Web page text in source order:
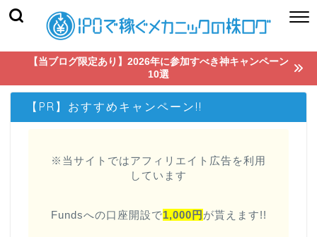
【当ブログ限定あり】2026年に参加すべき神キャンペーン
10選
【PR】おすすめキャンペーン!!
※当サイトではアフィリエイト広告を利用
しています
Fundsへの口座開設で1,000円 が貰えます!!